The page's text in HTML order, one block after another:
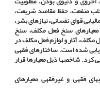
منفعت، حفظ مقاصد شریعت،
قوای نفسانی، نیازهای بشر،
سنخ فعل مکلف، سنخ
آثار و لوازم فعل مکلف در
شده است. ساختارهای فقهی
کرد. شاخص­ها ذیل معیارها قرار
فقهی و غیرفقهی معیارهای